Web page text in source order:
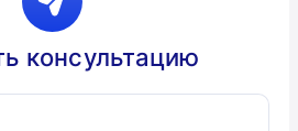
консультацию